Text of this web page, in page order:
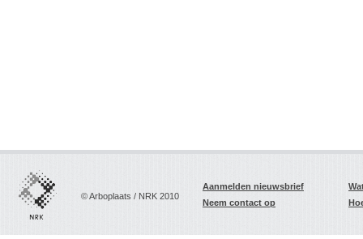
© Arboplaats / NRK 2010
Aanmelden nieuwsbrief
Neem contact op